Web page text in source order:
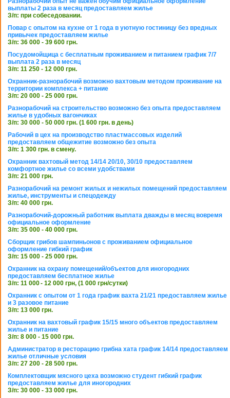
выплаты 2 раза в месяц предоставляем жилье
З/п: при собеседовании.
Повар с опытом на кухне от 1 года в уютную гостиницу без вредных
привычек предоставляем жилье
З/п: 36 000 - 39 600 грн.
Посудомойщица с бесплатным проживанием и питанием график 7/7
выплата 2 раза в месяц
З/п: 11 250 - 12 000 грн.
Охранник-разнорабочий возможно вахтовым методом проживание на
территории комплекса + питание
З/п: 20 000 - 25 000 грн.
Разнорабочий на строительство возможно без опыта предоставляем
жилье в удобных вагончиках
З/п: 30 000 - 50 000 грн. (1 600 грн. в день)
Рабочий в цех на производство пластмассовых изделий
предоставляем общежитие возможно без опыта
З/п: 1 300 грн. в смену.
Охранник вахтовый метод 14/14 20/10, 30/10 предоставляем
комфортное жилье со всеми удобствами
З/п: 21 000 грн.
Разнорабочий на ремонт жилых и нежилых помещений предоставляем
жилье, инструменты и спецодежду
З/п: 40 000 грн.
Разнорабочий-дорожный работник выплата дважды в месяц вовремя
официальное оформление
З/п: 35 000 - 40 000 грн.
Сборщик грибов шампиньонов с проживанием официальное
оформление гибкий график
З/п: 15 000 - 25 000 грн.
Охранник на охрану помещений/объектов для иногородних
предоставляем бесплатное жилье
З/п: 11 000 - 12 000 грн, (1 000 грн/сутки)
Охранник с опытом от 1 года график вахта 21/21 предоставляем жилье
и 3 разовое питание
З/п: 13 000 грн.
Охранник на вахтовый график 15/15 много объектов предоставляем
жилье и питание
З/п: 8 000 - 15 000 грн.
Администратор в ресторацию грибна хата график 14/14 предоставляем
жилье отличные условия
З/п: 27 200 - 28 500 грн.
Комплектовщик мясного цеха возможно студент гибкий график
предоставляем жилье для иногородних
З/п: 30 000 - 33 000 грн.